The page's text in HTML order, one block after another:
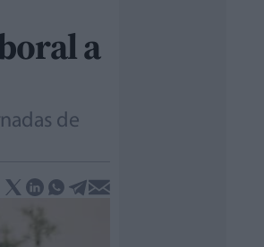
a
de